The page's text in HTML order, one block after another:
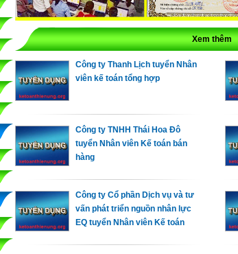
Xem thêm
Công ty Thanh Lịch tuyển Nhân
viên kế toán tổng hợp
Công ty TNHH Thái Hoa Đô
tuyển Nhân viên Kế toán bán
hàng
Công ty Cổ phần Dịch vụ và tư
vấn phát triển nguồn nhân lực
EQ tuyển Nhân viên Kế toán